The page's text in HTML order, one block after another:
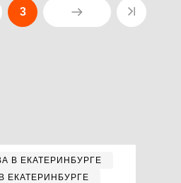
3
В ЕКАТЕРИНБУРГЕ
ЕКАТЕРИНБУРГЕ